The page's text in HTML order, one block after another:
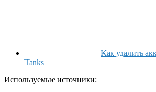
Как удалить
Tanks
Используемые источники: